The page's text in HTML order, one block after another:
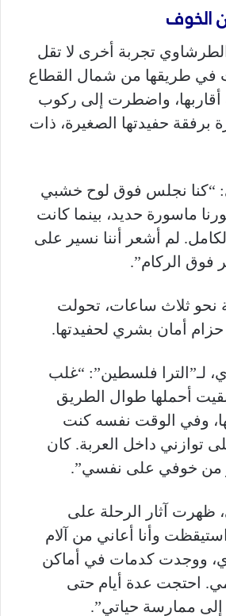
الخوف
تجربة أخرى لا تقل
في طريقها من شمال القطاع
أقاربها، واضطرت إلى ركوب
برفقة حفيدتها الصغيرة، ذات
“كنا نجلس فوق لوح خشبي
ماسورة حديد، بينما كانت
لم أشعر أننا نسير على
فوق الركام”.
نحو ثلاث ساعات، تحولت
حزام أمان بشري لحفيدتها.
لـ”الترا فلسطين”: “غلب
أحملها طوال الطريق
وفي الوقت نفسه كنت
توازني داخل العربة. كان
من خوفي على نفسي”.
ظهرت آثار الرحلة على
وأنا أعاني من آلام
ووجدت كدمات في أماكن
احتجت عدة أيام حتى
ممارسة حياتي”.